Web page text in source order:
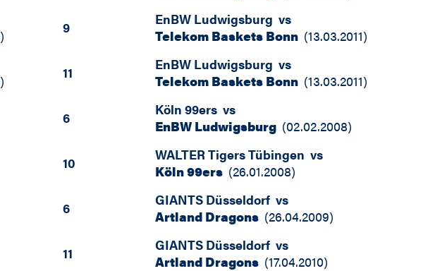
) 9 EnBW Ludwigsburg vs
Telekom Baskets Bonn (13.03.2011)
) 11 EnBW Ludwigsburg vs
Telekom Baskets Bonn (13.03.2011)
6 Köln 99ers vs
EnBW Ludwigsburg (02.02.2008)
10 WALTER Tigers Tübingen vs
Köln 99ers (26.01.2008)
6 GIANTS Düsseldorf vs
Artland Dragons (26.04.2009)
11 GIANTS Düsseldorf vs
Artland Dragons (17.04.2010)